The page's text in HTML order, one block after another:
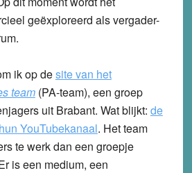
geëxploreerd als vergader-
ik op desite van het
team(PA-team), een groep
uit Brabant. Wat blijkt: de
YouTubekanaal. Het team
te werk dan een groepje
is een medium, een